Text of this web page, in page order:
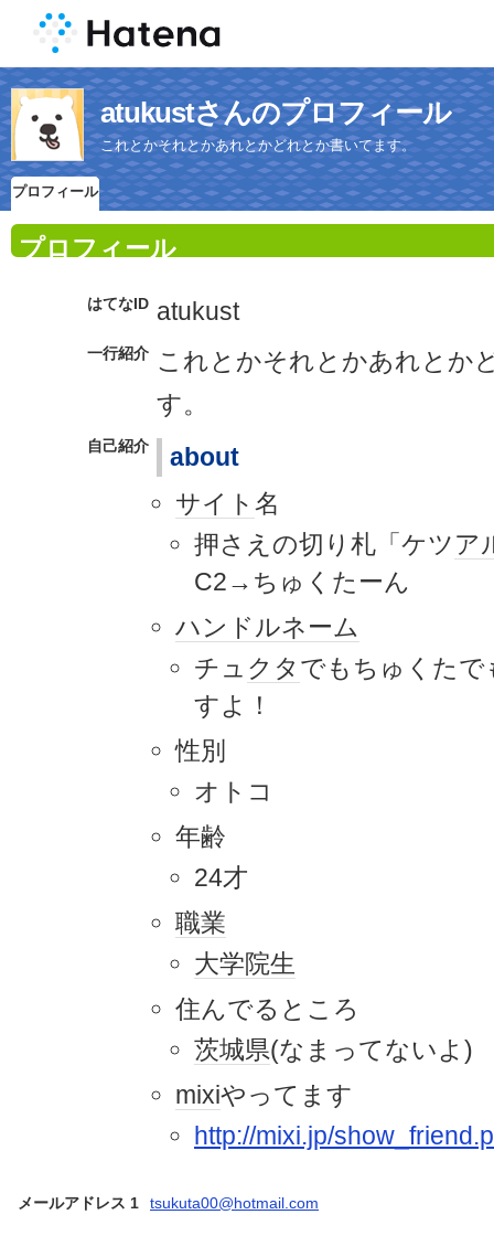
atukustさんのプロフィール
これとかそれとかあれとかどれとか書いてます。
プロフィール
プロフィール
はてなID atukust
一行紹介 これとかそれとかあれとか
す。
自己紹介
about
サイト 名
押さえの切り札「ケツア
C2→ちゅくたーん
ハンドルネーム
チュ クタ でもちゅくた
すよ！
性別
オトコ
年齢
24才
職業
大学院生
住んでるところ
茨城県(なまってないよ)
mixiやってます
http://mixi.jp/
メールアドレス 1 tsukuta00@hotmail.com